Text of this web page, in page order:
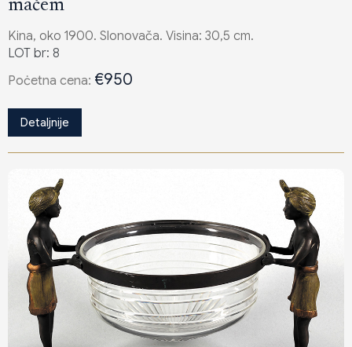
mačem
Kina, oko 1900. Slonovača. Visina: 30,5 cm.
LOT br: 8
Poċetna cena: €950
Detaljnije